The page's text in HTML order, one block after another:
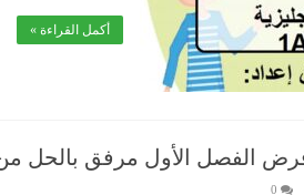
أكمل القراءة »
0